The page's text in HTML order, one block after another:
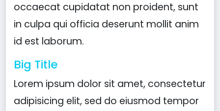
occaecat cupidatat non proident, sunt
in culpa qui officia deserunt mollit anim
id est laborum.
Big Title
Lorem ipsum dolor sit amet, consectetur
adipisicing elit, sed do eiusmod tempor